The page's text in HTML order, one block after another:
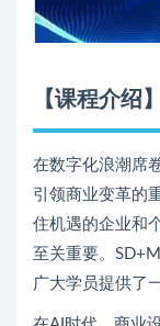
【课程介绍】
在数字化浪潮席
引领商业变革的
住机遇的企业和
至关重要。
广大学员提供了